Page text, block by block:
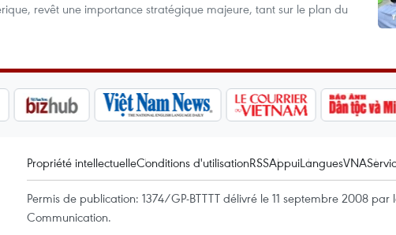
revêt une importance stratégique majeure, tant sur le plan du
Propriété intellectuelleConditions d'utilisationRSSAppuiLanguesVNA
Permis de publication: 1374/GP-BTTTT délivré le 11 septembre 2008
Communication.